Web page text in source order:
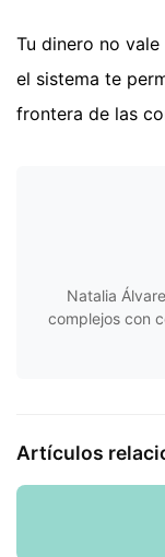
Tu dinero no
el sistema te
frontera de las
Natalia
complejos con
Artículos